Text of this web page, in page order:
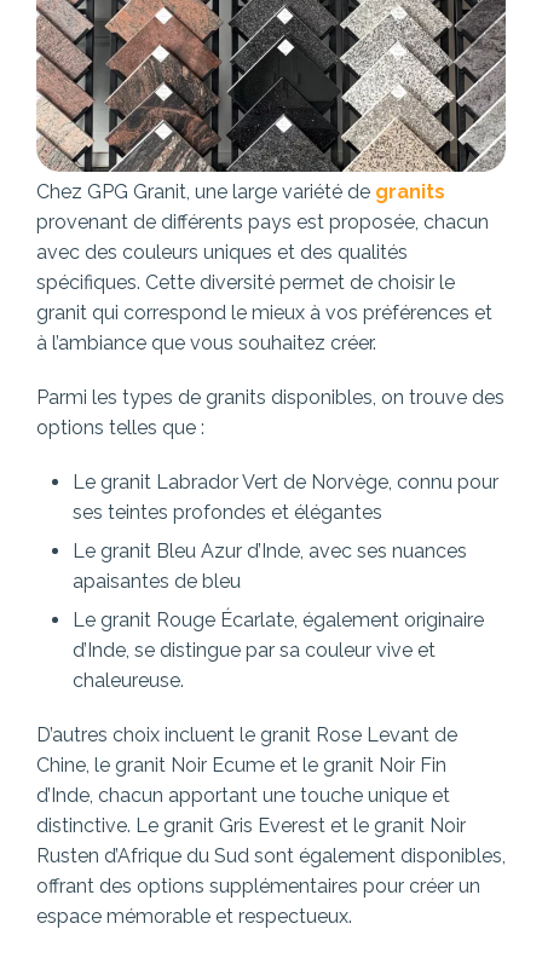
Chez GPG Granit, une large variété de granits
provenant de différents pays est proposée, chacun
avec des couleurs uniques et des qualités
spécifiques. Cette diversité permet de choisir le
granit qui correspond le mieux à vos préférences et
à l’ambiance que vous souhaitez créer.
Parmi les types de granits disponibles, on trouve des
options telles que :
Le granit Labrador Vert de Norvège, connu pour
ses teintes profondes et élégantes
Le granit Bleu Azur d’Inde, avec ses nuances
apaisantes de bleu
Le granit Rouge Écarlate, également originaire
d’Inde, se distingue par sa couleur vive et
chaleureuse.
D’autres choix incluent le granit Rose Levant de
Chine, le granit Noir Ecume et le granit Noir Fin
d’Inde, chacun apportant une touche unique et
distinctive. Le granit Gris Everest et le granit Noir
Rusten d’Afrique du Sud sont également disponibles,
offrant des options supplémentaires pour créer un
espace mémorable et respectueux.